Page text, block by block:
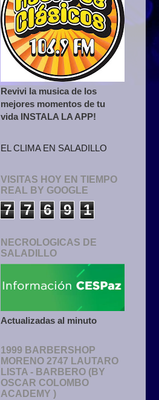
Revivi la musica de los
mejores momentos de tu
vida INSTALA LA APP!
EL CLIMA EN SALADILLO
VISITAS HOY EN TIEMPO
REAL BY GOOGLE
7 7 6 9 1
NECROLOGICAS DE
SALADILLO
Actualizadas al minuto
1999 BARBERSHOP
MORENO 2747 LAUTARO
LISTA - BARBERO (BY
OSCAR COLOMBO
ACADEMY )